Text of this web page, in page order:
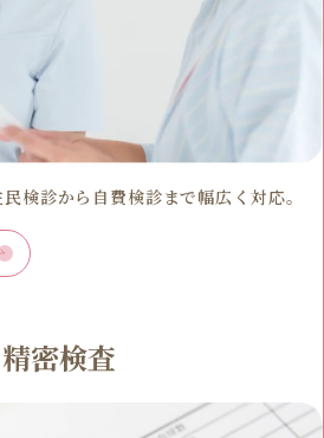
検診から自費検診まで幅広く対応。
精密検査